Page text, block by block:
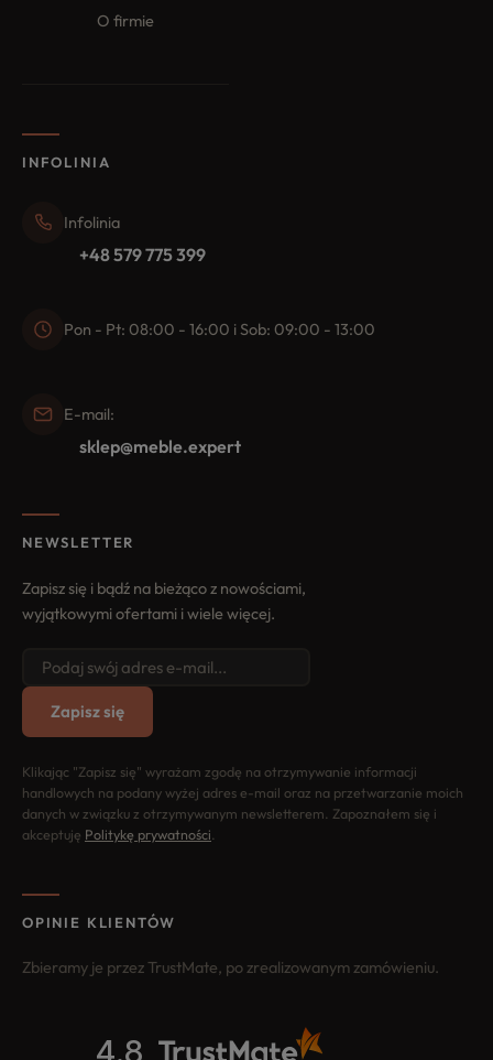
O firmie
INFOLINIA
Infolinia
+48 579 775 399
Pon - Pt: 08:00 - 16:00 i Sob: 09:00 - 13:00
E-mail:
sklep@meble.expert
NEWSLETTER
Zapisz się i bądź na bieżąco z nowościami,
wyjątkowymi ofertami i wiele więcej.
Zapisz się
Klikając "Zapisz się" wyrażam zgodę na otrzymywanie informacji
handlowych na podany wyżej adres e-mail oraz na przetwarzanie moich
danych w związku z otrzymywanym newsletterem. Zapoznałem się i
akceptuję Politykę prywatności
OPINIE KLIENTÓW
Zbieramy je przez TrustMate, po zrealizowanym zamówieniu.